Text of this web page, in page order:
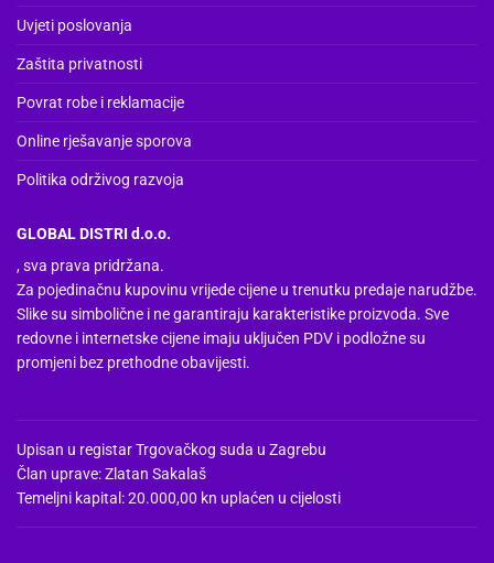
Uvjeti poslovanja
Zaštita privatnosti
Povrat robe i reklamacije
Online rješavanje sporova
Politika održivog razvoja
GLOBAL DISTRI d.o.o.
, sva prava pridržana.
Za pojedinačnu kupovinu vrijede cijene u trenutku predaje narudžbe.
Slike su simbolične i ne garantiraju karakteristike proizvoda. Sve
redovne i internetske cijene imaju uključen PDV i podložne su
promjeni bez prethodne obavijesti.
Upisan u registar Trgovačkog suda u Zagrebu
Član uprave: Zlatan Sakalaš
Temeljni kapital: 20.000,00 kn uplaćen u cijelosti